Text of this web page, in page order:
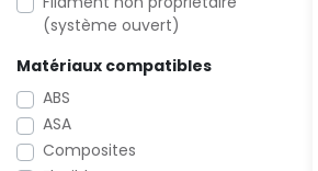
(système ouvert)
Matériaux compatibles
ABS
ASA
Composites